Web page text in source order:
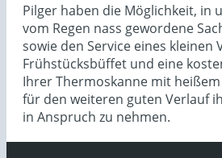
Pilger haben die Möglichkeit, in
vom Regen nass gewordene
sowie den Service eines kleinen
Frühstücksbüffet und eine
Ihrer Thermoskanne mit
für den weiteren guten Verlauf
in Anspruch zu nehmen.